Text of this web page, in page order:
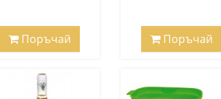
Поръчай Поръчай